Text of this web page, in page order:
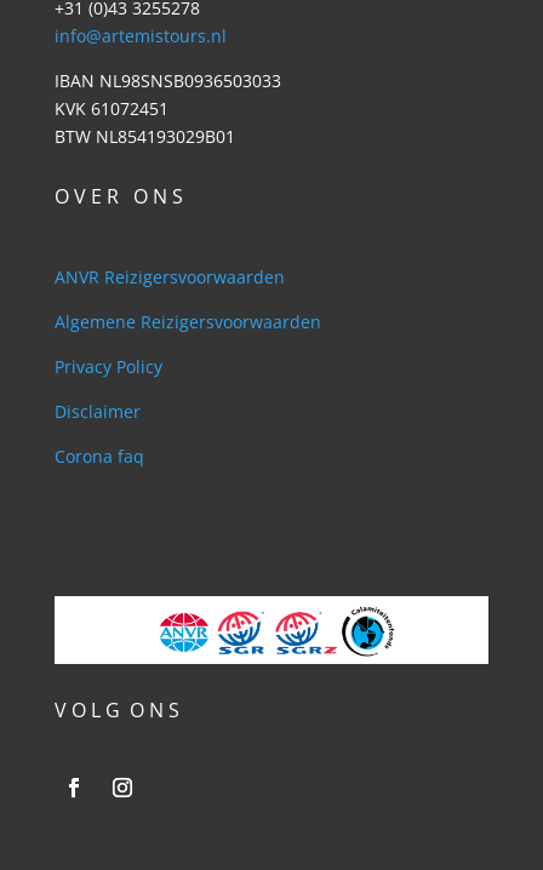
+31 (0)43 3255278
info@artemistours.nl
IBAN NL98SNSB0936503033
KVK 61072451
BTW NL854193029B01
O V E R O N S
ANVR Reizigersvoorwaarden
Algemene Reizigersvoorwaarden
Privacy Policy
Disclaimer
Corona faq
V O L G O N S